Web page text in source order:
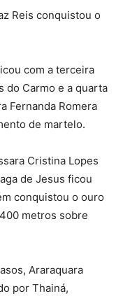
Reis conquistou o
com a terceira
do Carmo e a quarta
Fernanda Romera
de martelo.
Cristina Lopes
de Jesus ficou
conquistou o ouro
metros sobre
Araraquara
por Thainá,